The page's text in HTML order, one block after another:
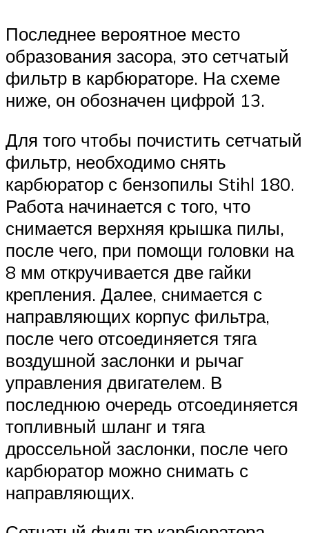
Последнее вероятное место
образования засора, это сетчатый
фильтр в карбюраторе. На схеме
ниже, он обозначен цифрой 13.
Для того чтобы почистить сетчатый
фильтр, необходимо снять
карбюратор с бензопилы Stihl 180.
Работа начинается с того, что
снимается верхняя крышка пилы,
после чего, при помощи головки на
8 мм откручивается две гайки
крепления. Далее, снимается с
направляющих корпус фильтра,
после чего отсоединяется тяга
воздушной заслонки и рычаг
управления двигателем. В
последнюю очередь отсоединяется
топливный шланг и тяга
дроссельной заслонки, после чего
карбюратор можно снимать с
направляющих.